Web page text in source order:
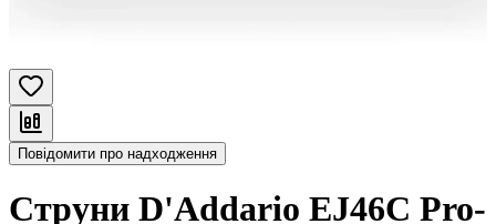
Повідомити про надходження
Струни D'Addario EJ46C Pro-